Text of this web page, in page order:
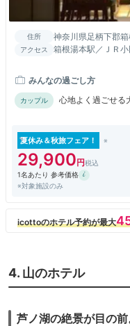
住所 神奈川県足柄下郡
アクセス
箱根湯本駅／ＪＲ
みんなの過ごし方
カップル 心地よく過ごせる
夏休み＆秋旅フェア！
29,900
1名あたり 参考価格
※対象施設のみ
4. 山のホテル
芦ノ湖の絶景が目の